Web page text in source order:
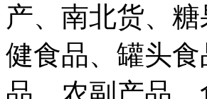
产、南北货、
健食品、罐头
品、农副产品